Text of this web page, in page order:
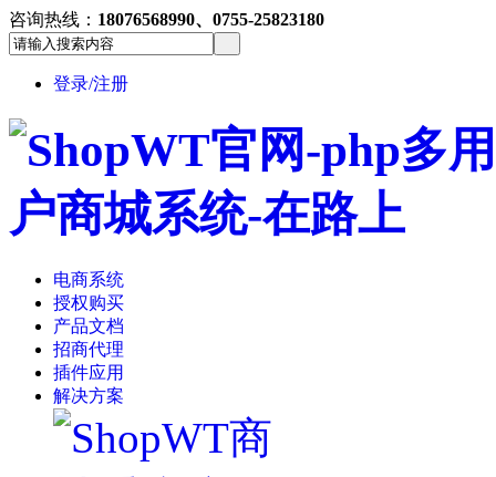
咨询热线： 18076568990、0755-25823180
登录/注册
电商系统
授权购买
产品文档
招商代理
插件应用
解决方案